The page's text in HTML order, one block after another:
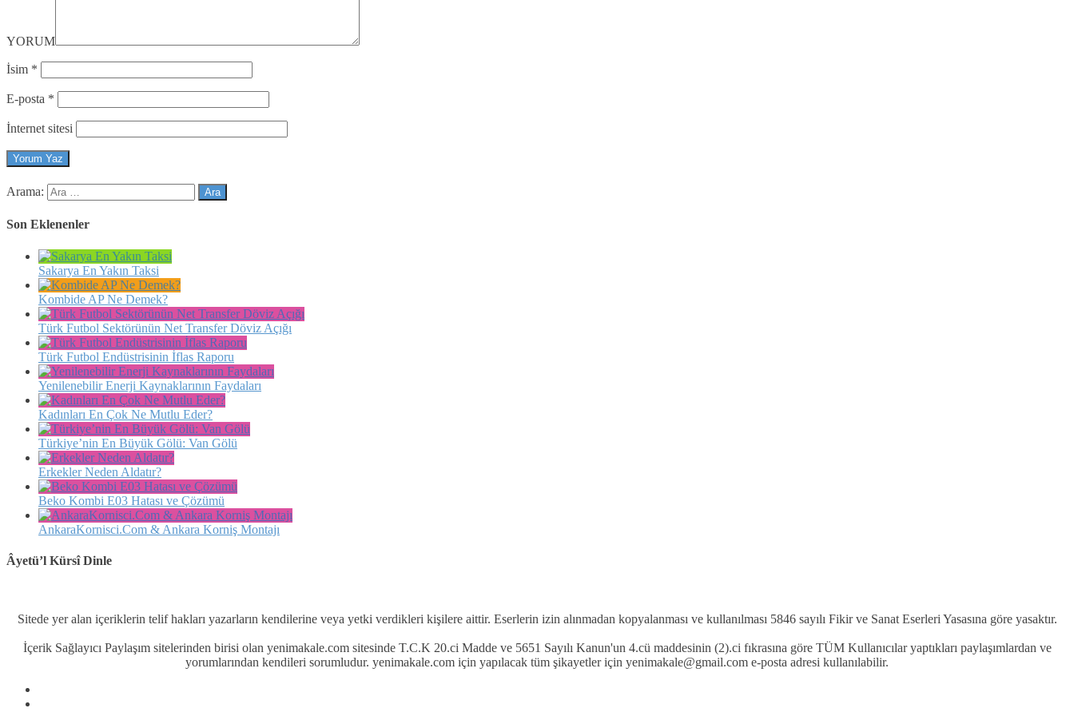
YORUM
İsim *
E-posta *
İnternet sitesi
Arama:
Son Eklenenler
Sakarya En Yakın Taksi
Kombide AP Ne Demek?
Türk Futbol Sektörünün Net Transfer Döviz Açığı
Türk Futbol Endüstrisinin İflas Raporu
Yenilenebilir Enerji Kaynaklarının Faydaları
Kadınları En Çok Ne Mutlu Eder?
Türkiye’nin En Büyük Gölü: Van Gölü
Erkekler Neden Aldatır?
Beko Kombi E03 Hatası ve Çözümü
AnkaraKornisci.Com & Ankara Korniş Montajı
Âyetü’l Kürsî Dinle
Sitede yer alan içeriklerin telif hakları yazarların kendilerine veya yetki verdikleri kişilere aittir. Eserlerin izin alınmadan kopyalanması ve kullanılması 5846 sayılı Fikir ve Sanat Eserleri Yasasına göre yasaktır.
İçerik Sağlayıcı Paylaşım sitelerinden birisi olan yenimakale.com sitesinde T.C.K 20.ci Madde ve 5651 Sayılı Kanun'un 4.cü maddesinin (2).ci fıkrasına göre TÜM Kullanıcılar yaptıkları paylaşımlardan ve
yorumlarından kendileri sorumludur. yenimakale.com için yapılacak tüm şikayetler için yenimakale@gmail.com e-posta adresi kullanılabilir.